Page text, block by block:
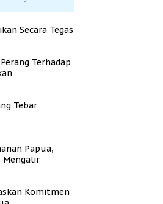
Secara Tegas
Terhadap
Tebar
Papua,
Mengalir
Komitmen